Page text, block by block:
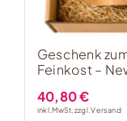
Geschenk
Feinkost –
40,80€
inkl. MwSt, zzgl.Versand